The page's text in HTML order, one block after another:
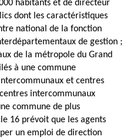
habitants et de directeur
dont les caractéristiques
national de la fonction
de gestion ;
de la métropole du Grand
à une commune
et centres
intercommunaux
commune de plus
16 prévoit que les agents
un emploi de direction